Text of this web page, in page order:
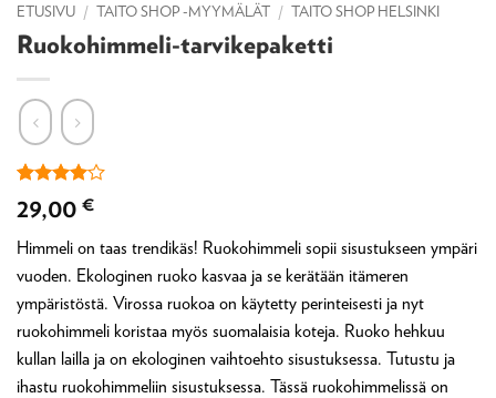
ETUSIVU / TAITO SHOP -MYYMÄLÄT / TAITO SHOP HELSINKI
Ruokohimmeli-tarvikepaketti
Arvio4
5:stä
1
asiakkaan
arvotukseen.
29,00 €
Himmeli on taas trendikäs! Ruokohimmeli sopii sisustukseen ympäri
vuoden. Ekologinen ruoko kasvaa ja se kerätään itämeren
ympäristöstä. Virossa ruokoa on käytetty perinteisesti ja nyt
ruokohimmeli koristaa myös suomalaisia koteja. Ruoko hehkuu
kullan lailla ja on ekologinen vaihtoehto sisustuksessa. Tutustu ja
ihastu ruokohimmeliin sisustuksessa. Tässä ruokohimmelissä on